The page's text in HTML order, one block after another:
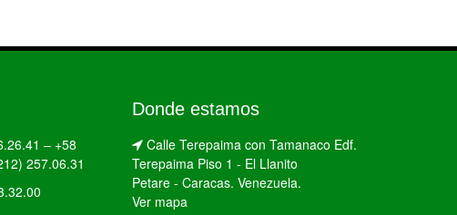
– +58
257.06.31
Donde estamos
Calle Terepaima con Tamanaco Edf.
Terepaima Piso 1 - El Llanito
Petare - Caracas. Venezuela.
Ver mapa